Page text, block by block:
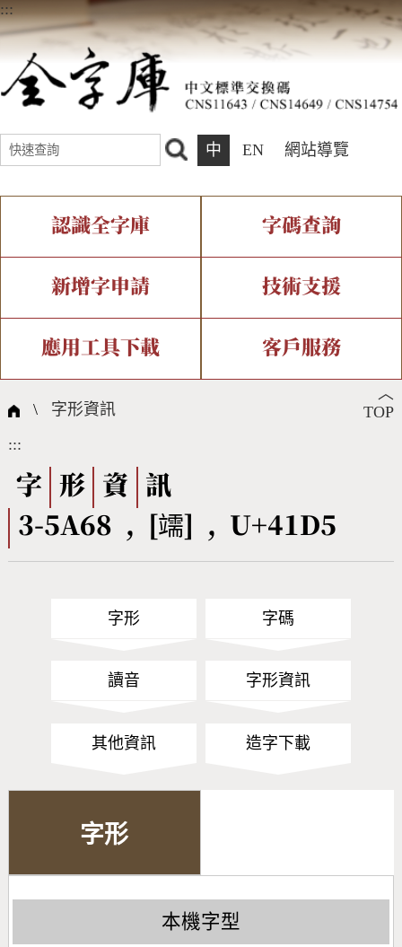
:::
中 EN 網站導覽
認識全字庫
全字庫介紹 全字庫現況
中文碼介紹 專有名詞介紹
國際字碼相關組織
字碼查詢
IDS查詢 部件查詢
複合查詢 注音查詢
筆畫查詢
筆順序查詢
CNS查詢 Unicode查詢
新增字申請
新字申請處理流程
技術支援
字形即時顯示 造字解決方案
全字庫授權 轉碼Web Service
應用工具下載
個人電腦造字處理工具
字形下載
客戶服務
問題集
熱門查詢統計
︿
TOP
\ 字形資訊
:::
字 形 資
訊
3-5A68 , [䇕] , U+41D5
字形 字碼
讀音 字形資訊
其他資訊 造字下載
字形
本機字型